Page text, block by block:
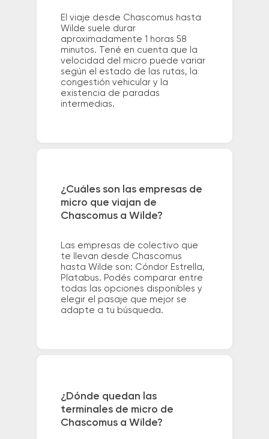
El viaje desde Chascomus hasta
Wilde suele durar
aproximadamente 1 horas 58
minutos. Tené en cuenta que la
velocidad del micro puede variar
según el estado de las rutas, la
congestión vehicular y la
existencia de paradas
intermedias.
¿Cuáles son las empresas de
micro que viajan de
Chascomus a Wilde?
Las empresas de colectivo que
te llevan desde Chascomus
hasta Wilde son: Cóndor Estrella,
Platabus. Podés comparar entre
todas las opciones disponibles y
elegir el pasaje que mejor se
adapte a tu búsqueda.
¿Dónde quedan las
terminales de micro de
Chascomus a Wilde?